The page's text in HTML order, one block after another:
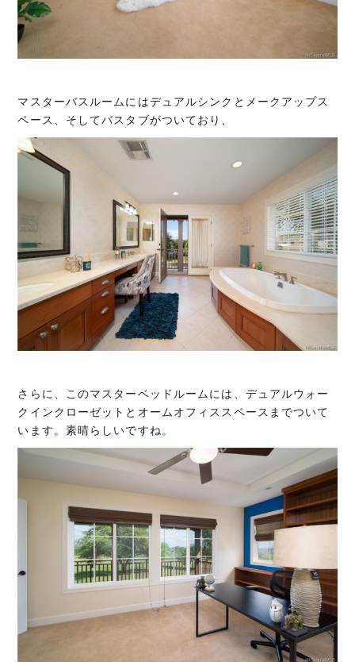
マスターバスルームにはデュアルシンクとメークアップス
ペース、そしてバスタブがついており、
さらに、このマスターベッドルームには、デュアルウォー
クインクローゼットとオームオフィススペースまでついて
います。素晴らしいですね。